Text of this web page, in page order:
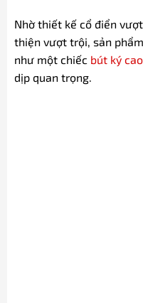
Nhờ thiết kế cổ điển
thiện vượt trội, sản
như một chiếc bút ký
dịp quan trọng.